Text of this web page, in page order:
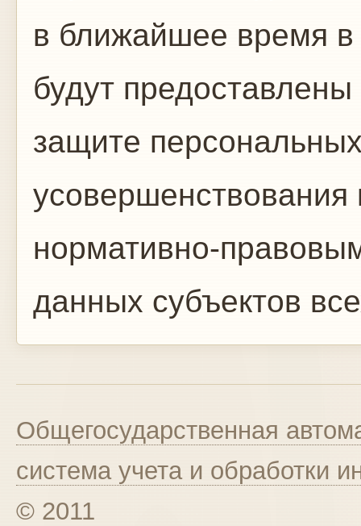
в ближайшее время
будут
защите
усовершенствования
нормативно-
данных субъектов
Общегосударственная
система учета и обработки
© 2011